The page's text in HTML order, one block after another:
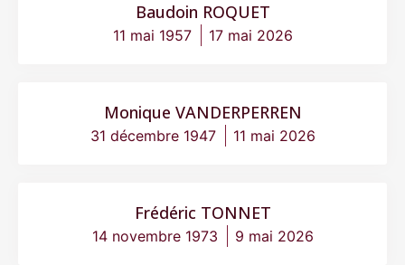
Baudoin ROQUET
11 mai 1957 17 mai 2026
Monique VANDERPERREN
31 décembre 1947 11 mai 2026
Frédéric TONNET
14 novembre 1973 9 mai 2026